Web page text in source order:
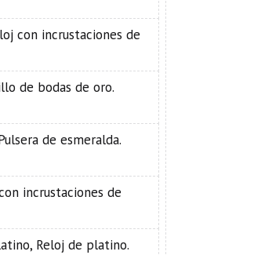
con incrustaciones de
de bodas de oro.
de esmeralda.
incrustaciones de
Reloj de platino.